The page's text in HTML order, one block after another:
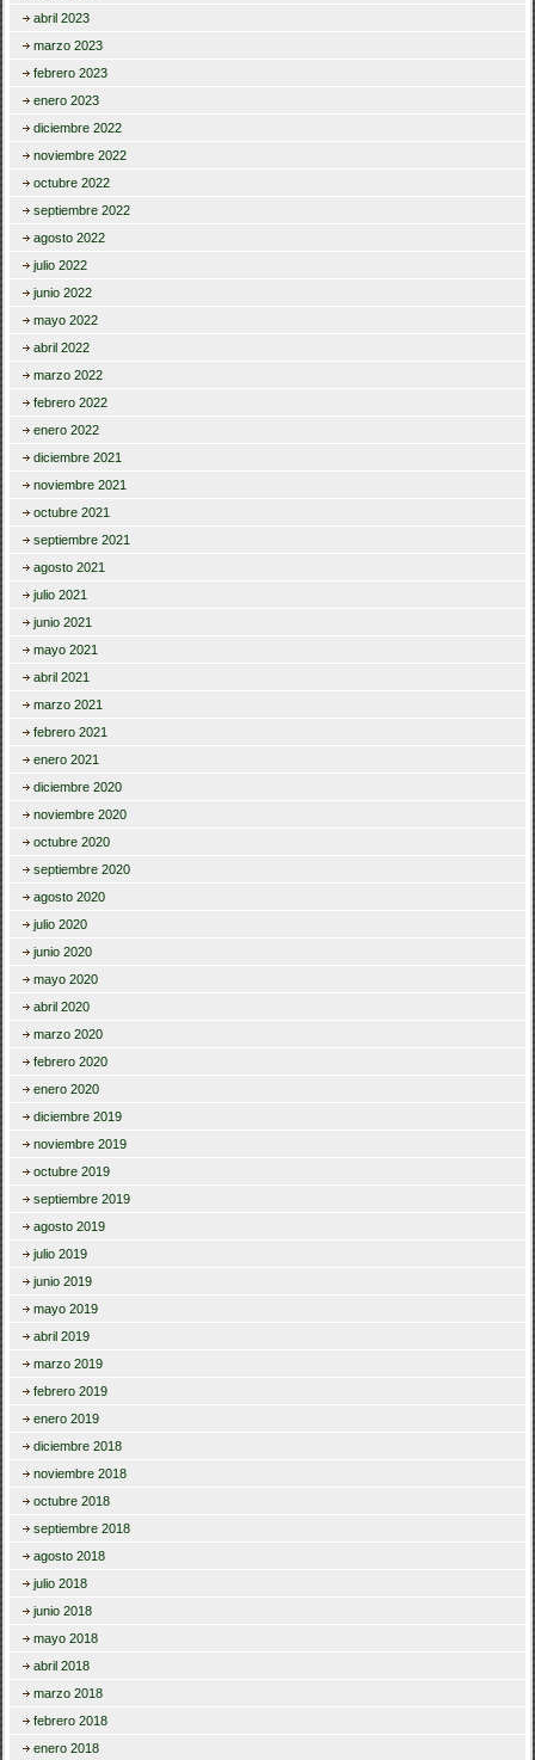
abril 2023
marzo 2023
febrero 2023
enero 2023
diciembre 2022
noviembre 2022
octubre 2022
septiembre 2022
agosto 2022
julio 2022
junio 2022
mayo 2022
abril 2022
marzo 2022
febrero 2022
enero 2022
diciembre 2021
noviembre 2021
octubre 2021
septiembre 2021
agosto 2021
julio 2021
junio 2021
mayo 2021
abril 2021
marzo 2021
febrero 2021
enero 2021
diciembre 2020
noviembre 2020
octubre 2020
septiembre 2020
agosto 2020
julio 2020
junio 2020
mayo 2020
abril 2020
marzo 2020
febrero 2020
enero 2020
diciembre 2019
noviembre 2019
octubre 2019
septiembre 2019
agosto 2019
julio 2019
junio 2019
mayo 2019
abril 2019
marzo 2019
febrero 2019
enero 2019
diciembre 2018
noviembre 2018
octubre 2018
septiembre 2018
agosto 2018
julio 2018
junio 2018
mayo 2018
abril 2018
marzo 2018
febrero 2018
enero 2018